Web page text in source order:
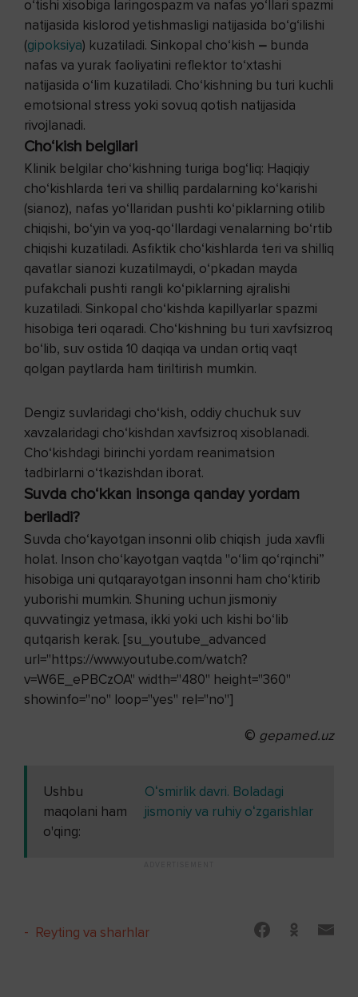
o‘tishi xisobiga laringospazm va nafas yo‘llari spazmi
natijasida kislorod yetishmasligi natijasida bo‘g‘ilishi
(gipoksiya) kuzatiladi. Sinkopal cho‘kish – bunda
nafas va yurak faoliyatini reflektor to‘xtashi
natijasida o‘lim kuzatiladi. Cho‘kishning bu turi kuchli
emotsional stress yoki sovuq qotish natijasida
rivojlanadi.
Cho‘kish belgilari
Klinik belgilar cho‘kishning turiga bog‘liq: Haqiqiy
cho‘kishlarda teri va shilliq pardalarning ko‘karishi
(sianoz), nafas yo‘llaridan pushti ko‘piklarning otilib
chiqishi, bo‘yin va yoq-qo‘llardagi venalarning bo‘rtib
chiqishi kuzatiladi. Asfiktik cho‘kishlarda teri va shilliq
qavatlar sianozi kuzatilmaydi, o‘pkadan mayda
pufakchali pushti rangli ko‘piklarning ajralishi
kuzatiladi. Sinkopal cho‘kishda kapillyarlar spazmi
hisobiga teri oqaradi. Cho‘kishning bu turi xavfsizroq
bo‘lib, suv ostida 10 daqiqa va undan ortiq vaqt
qolgan paytlarda ham tiriltirish mumkin.
Dengiz suvlaridagi cho‘kish, oddiy chuchuk suv
xavzalaridagi cho‘kishdan xavfsizroq xisoblanadi.
Cho‘kishdagi birinchi yordam reanimatsion
tadbirlarni o‘tkazishdan iborat.
Suvda cho‘kkan insonga qanday yordam
beriladi?
Suvda cho‘kayotgan insonni olib chiqish juda xavfli
holat. Inson cho‘kayotgan vaqtda "o‘lim qo‘rqinchi”
hisobiga uni qutqarayotgan insonni ham cho‘ktirib
yuborishi mumkin. Shuning uchun jismoniy
quvvatingiz yetmasa, ikki yoki uch kishi bo‘lib
qutqarish kerak. [su_youtube_advanced
url="https://www.youtube.com/watch?
v=W6E_ePBCzOA" width="480" height="360"
showinfo="no" loop="yes" rel="no"]
© gepamed.uz
Ushbu
maqolani ham
o'qing:
Oʻsmirlik davri. Boladagi
jismoniy va ruhiy oʻzgarishlar
- Reyting va sharhlar